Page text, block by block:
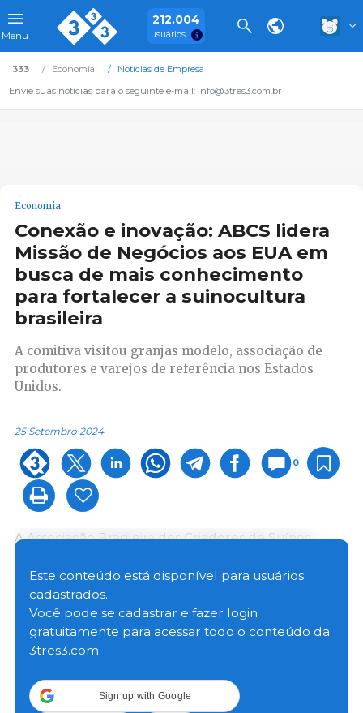
Menu
212.004
usuários
333 Economia
Notícias de Empresa
Envie suas notícias para o seguinte e-mail: info@3tres3.com.br
Economia
Conexão e inovação: ABCS lidera
Missão de Negócios aos EUA em
busca de mais conhecimento
para fortalecer a suinocultura
brasileira
A comitiva visitou granjas modelo, associação de
produtores e varejos de referência nos Estados
Unidos.
25 Setembro 2024
0
A Associação Brasileira dos Criadores de Suínos
Estados Unidos para conhecer inovações e práticas
de referência na cadeia produtiva da suinocultura do
terceiro maior produtor de carne suína do mundo. A
viagem começou em 13 de setembro, passando por
diversos pólos estratégicos da produção suinícola
visão aprofundada do setor.
Este conteúdo está disponível para usuários
cadastrados.
Você pode se cadastrar e fazer login
gratuitamente para acessar todo o conteúdo da
3tres3.com.
Sign up with Google